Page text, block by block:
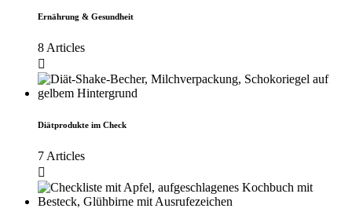
Ernährung & Gesundheit
8 Articles
Diätprodukte im Check
7 Articles